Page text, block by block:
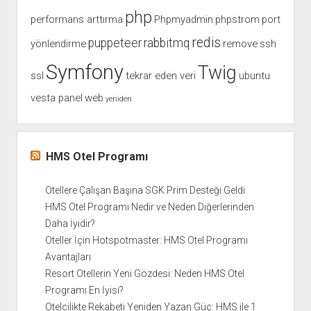
performans arttırma php Phpmyadmin phpstrom port
yönlendirmepuppeteer rabbitmq redis remove ssh
ssl Symfonytekrar eden veri Twig ubuntu
vesta panel web yeniden
HMS Otel Programı
Otellere Çalışan Başına SGK Prim Desteği Geldi
HMS Otel Programı Nedir ve Neden Diğerlerinden
Daha İyidir?
Oteller İçin Hotspotmaster: HMS Otel Programı
Avantajları
Resort Otellerin Yeni Gözdesi: Neden HMS Otel
Programı En İyisi?
Otelcilikte Rekabeti Yeniden Yazan Güç: HMS ile 1